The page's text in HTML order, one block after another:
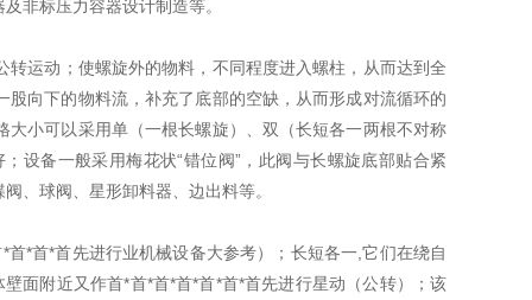
非标压力容器设计制造等。
运动；使螺旋外的物料，不同程度进入螺柱，从而达到全
向下的物料流，补充了底部的空缺，从而形成对流循环的
小可以采用单（一根长螺旋）、双（长短各一两根不对称
设备一般采用梅花状“错位阀”，此阀与长螺旋底部贴合紧
、球阀、星形卸料器、边出料等。
*首*首先进行业机械设备大参考）；长短各一,它们在绕自
面附近又作首*首*首*首*首*首*首先进行星动（公转）；该